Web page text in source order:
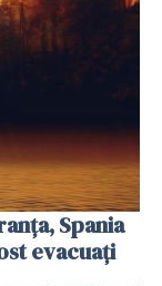
Spania
evacuați